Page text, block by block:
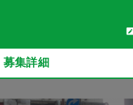
募集詳細